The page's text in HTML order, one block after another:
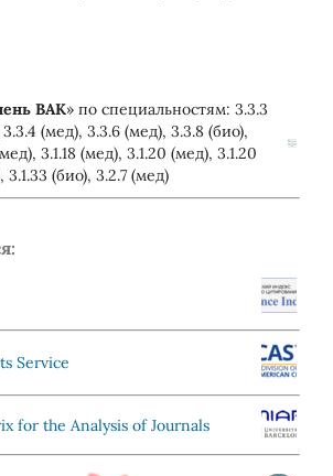
ВАК» по специальностям: 3.3.3
(мед), 3.3.6 (мед), 3.3.8 (био),
3.1.18 (мед), 3.1.20 (мед), 3.1.20
3.1.33 (био), 3.2.7 (мед)
Service
for the Analysis of Journals